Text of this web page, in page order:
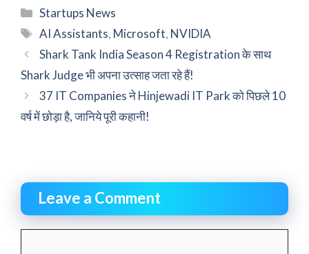
Categories
Startups News
Tags
AI Assistants, Microsoft, NVIDIA
Shark Tank India Season 4 Registration के साथ
Shark Judge भी अपना उत्साह जता रहे हैं!
37 IT Companies ने Hinjewadi IT Park को पिछले 10
वर्ष में छोड़ा है, जानिये पूरी कहानी!
Leave a Comment